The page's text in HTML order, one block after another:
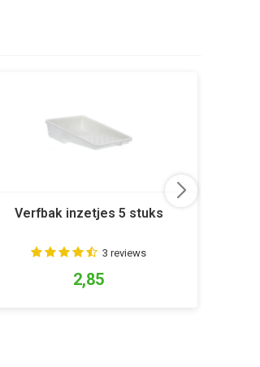
Verfbak inzetjes 5 stuks
3 reviews
2,85